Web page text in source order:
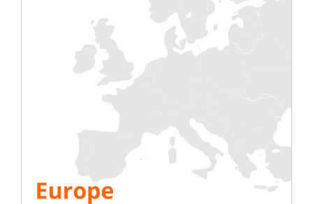
laquelle vous associer ou que vous
souhaitiez vous tenir au courant des
dernières tendances en matière de gestion
de l’énergie, de refroidissement, d’
de la mise en service
Le programme de l’événement ;
La liste des intervenants
La liste des participants
Fixer un rendez-vous au salon
RÉSERVER UN CRÉNEAU AVEC L’ÉQUIPE
RENTALOAD À VARSOVIE